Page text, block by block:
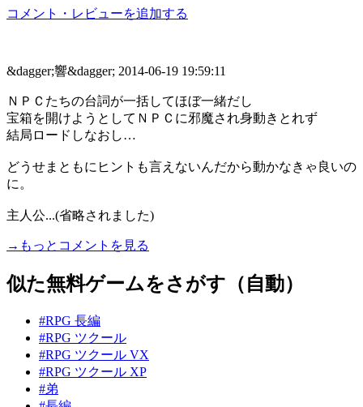
コメント・レビューを追加する
&dagger;響&dagger; 2014-06-19 19:59:11
ＮＰＣたちの台詞が一括してほぼ一緒だし
宝箱を開けようとしてＮＰＣに邪魔され身動きとれず
結局ロードしなおし…
どうせまともにヒントも言えないんだから動かなきゃ良いの
に。
主人公...(省略されました)
→もっとコメントを見る
似た無料ゲームをさがす（自動）
#RPG 長編
#RPG ツクール
#RPG ツクール VX
#RPG ツクール XP
#弟